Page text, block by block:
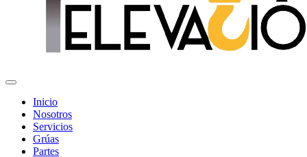
Inicio
Nosotros
Servicios
Grúas
Partes